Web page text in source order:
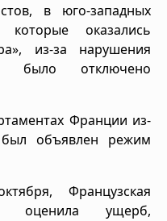
в юго-западных
которые оказались
из-за нарушения
было отключено
Франции из-
объявлен режим
Французская
оценила ущерб,